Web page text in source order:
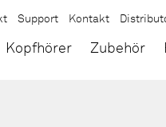
Kopfhörer Zubehör
Support Kontakt